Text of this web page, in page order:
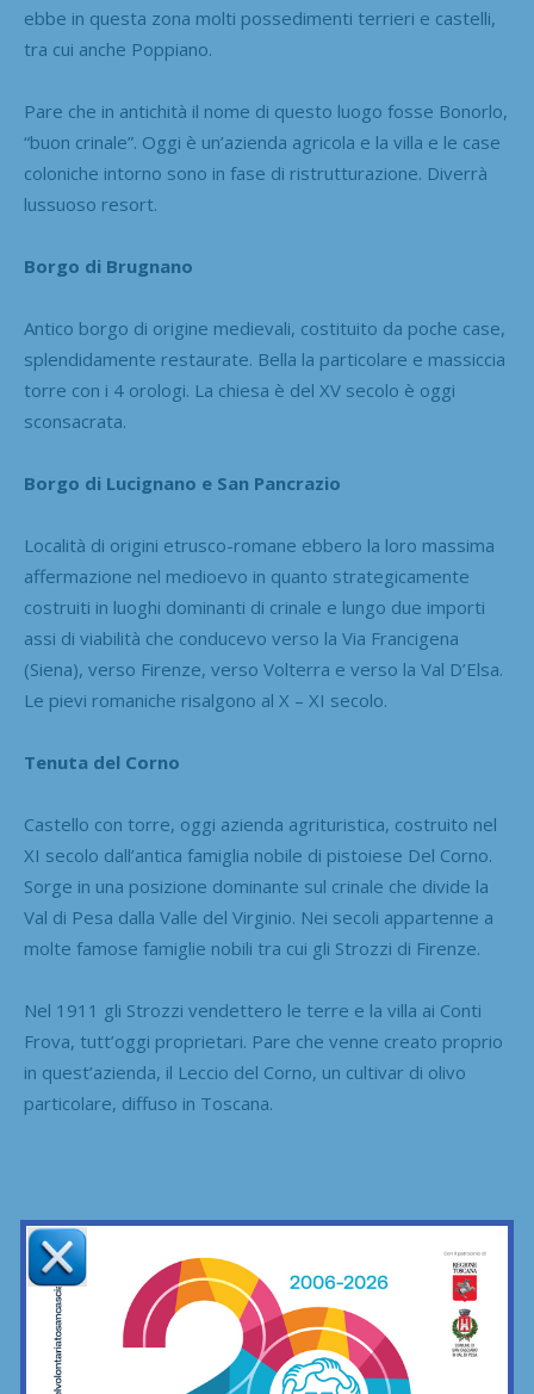
ebbe in questa zona molti possedimenti terrieri e castelli,
tra cui anche Poppiano.
Pare che in antichità il nome di questo luogo fosse Bonorlo,
“buon crinale”. Oggi è un’azienda agricola e la villa e le case
coloniche intorno sono in fase di ristrutturazione. Diverrà
lussuoso resort.
Borgo di Brugnano
Antico borgo di origine medievali, costituito da poche case,
splendidamente restaurate. Bella la particolare e massiccia
torre con i 4 orologi. La chiesa è del XV secolo è oggi
sconsacrata.
Borgo di Lucignano e San Pancrazio
Località di origini etrusco-romane ebbero la loro massima
affermazione nel medioevo in quanto strategicamente
costruiti in luoghi dominanti di crinale e lungo due importi
assi di viabilità che conducevo verso la Via Francigena
(Siena), verso Firenze, verso Volterra e verso la Val D’Elsa.
Le pievi romaniche risalgono al X – XI secolo.
Tenuta del Corno
Castello con torre, oggi azienda agrituristica, costruito nel
XI secolo dall’antica famiglia nobile di pistoiese Del Corno.
Sorge in una posizione dominante sul crinale che divide la
Val di Pesa dalla Valle del Virginio. Nei secoli appartenne a
molte famose famiglie nobili tra cui gli Strozzi di Firenze.
Nel 1911 gli Strozzi vendettero le terre e la villa ai Conti
Frova, tutt’oggi proprietari. Pare che venne creato proprio
in quest’azienda, il Leccio del Corno, un cultivar di olivo
particolare, diffuso in Toscana.